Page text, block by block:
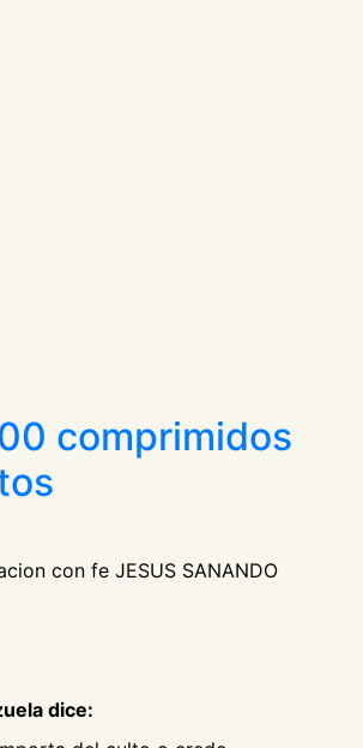
comprimidos
con fe JESUS SANANDO
dice: